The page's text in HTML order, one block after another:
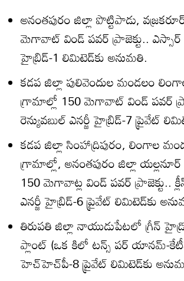
అనంతపురం జిల్లా పొట్టిపాడు,
మెగావాట్‌ విండ్‌ పవర్‌ ప్రాజెక్టు.. ఎస్సార్‌
హైబ్రిడ్‌-1 లిమిటెడ్‌కు అనుమతి.
కడప జిల్లా పులివెందుల మండలం
గ్రామాల్లో 150 మెగావాట్‌ విండ్‌ పవర్‌
రెన్యువబుల్‌ ఎనర్జీ హైబ్రిడ్‌-7 ప్రైవేట్‌
కడప జిల్లా సింహాద్రిపురం, లింగాల
గ్రామాల్లో, అనంతపురం జిల్లా
150 మెగావాట్ల విండ్‌ పవర్‌ ప్రాజెక్టు..
ఎనర్జీ హైబ్రిడ్‌-6 ప్రైవేట్‌ లిమిటెడ్‌కు
తిరుపతి జిల్లా నాయుడుపేటలో గ్రీన్‌
ప్లాంట్‌ (ఒక కిలో టన్స్‌ పర్‌ యానమ్‌-
హెచ్‌హెచ్‌పీ-8 ప్రైవేట్‌ లిమిటెడ్‌కు